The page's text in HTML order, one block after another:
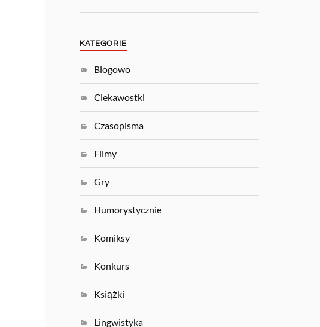
KATEGORIE
Blogowo
Ciekawostki
Czasopisma
Filmy
Gry
Humorystycznie
Komiksy
Konkurs
Książki
Lingwistyka